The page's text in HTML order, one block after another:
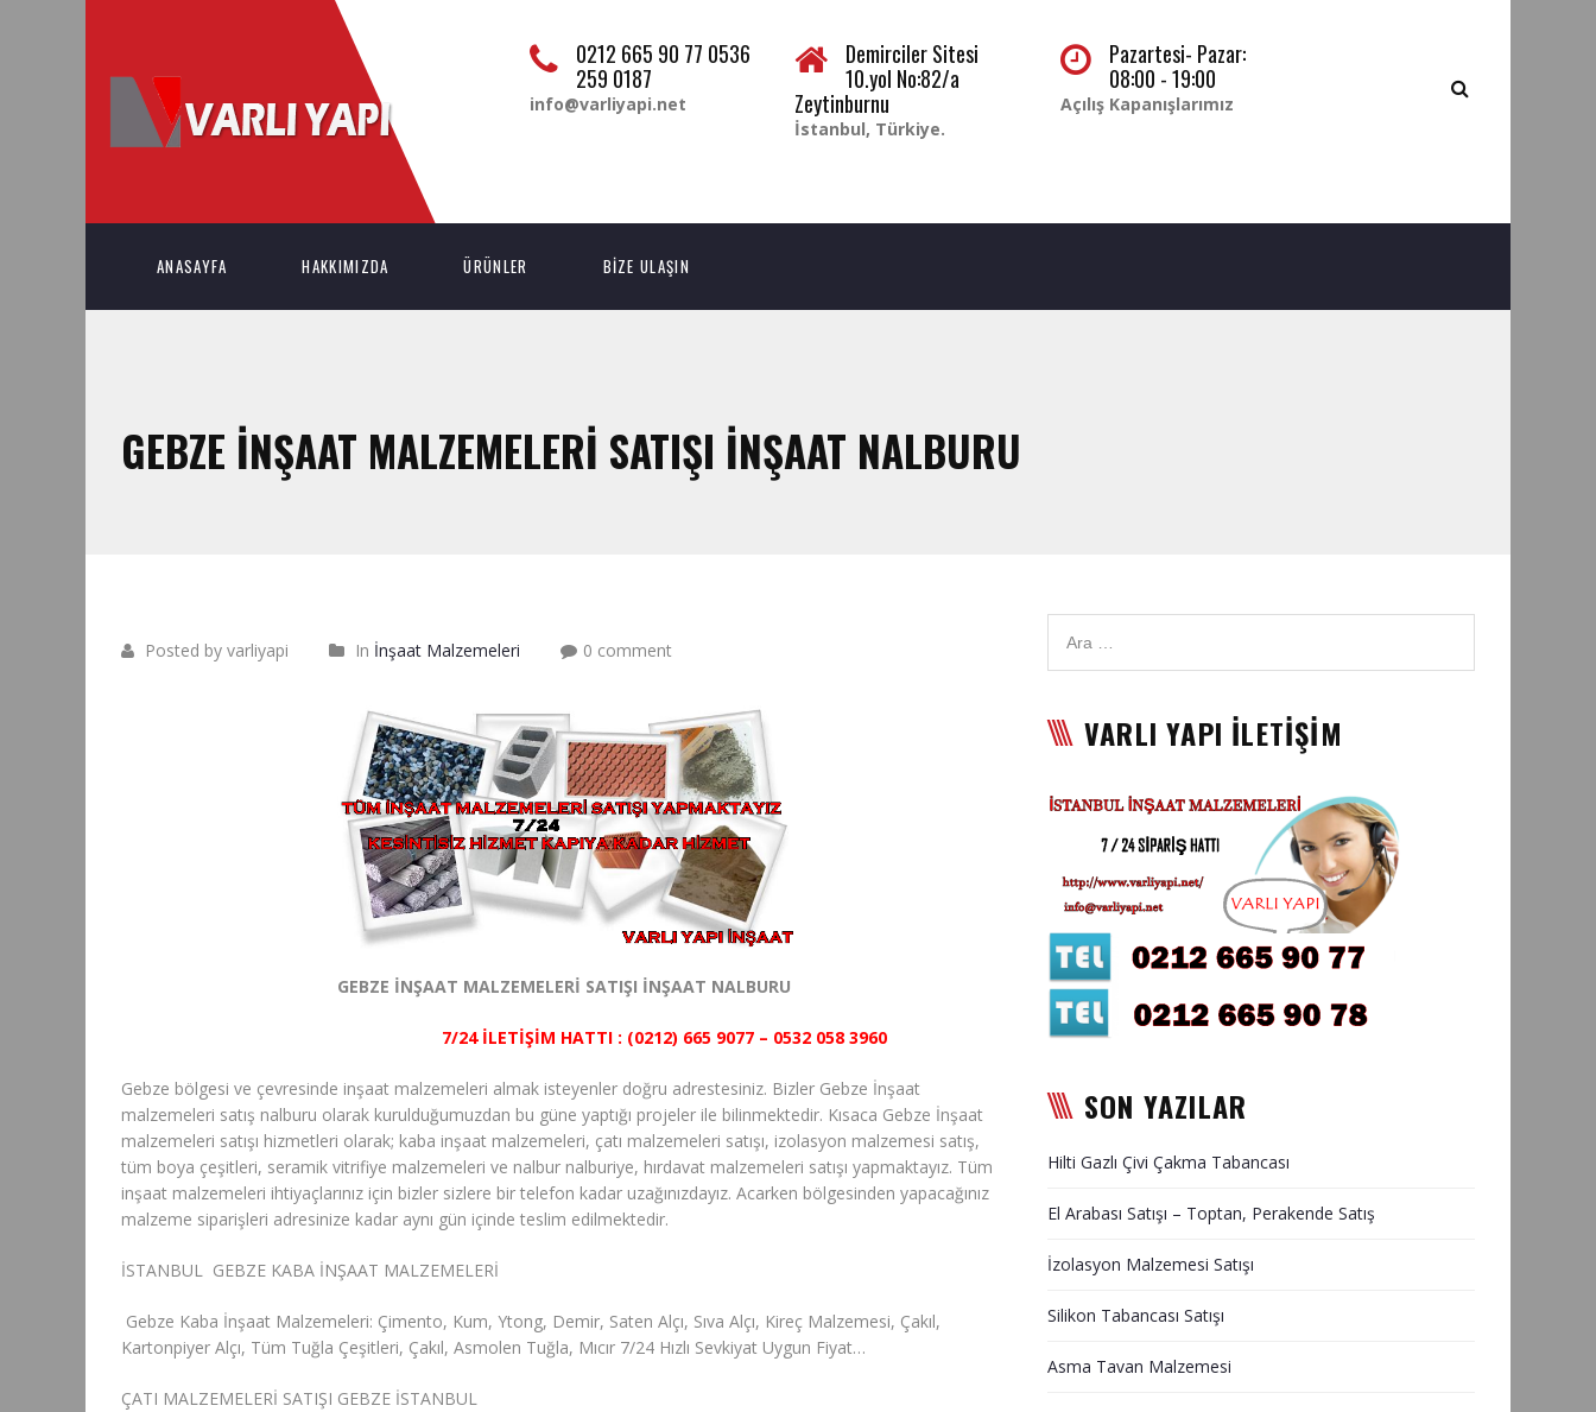
0212 665 90 77 0536
259 0187
info@varliyapi.net
Demirciler Sitesi
10.yol No:82/a
Zeytinburnu
İstanbul, Türkiye.
Pazartesi- Pazar:
08:00 - 19:00
Açılış Kapanışlarımız
ANASAYFA HAKKIMIZDA ÜRÜNLER BİZE ULAŞIN
GEBZE İNŞAAT MALZEMELERİ SATIŞI İNŞAAT NALBURU
Posted by varliyapi In İnşaat Malzemeleri 0 comment
GEBZE İNŞAAT MALZEMELERİ SATIŞI İNŞAAT NALBURU
7/24 İLETİŞİM HATTI : (0212) 665 9077 – 0532 058 3960
Gebze bölgesi ve çevresinde inşaat malzemeleri almak isteyenler doğru adrestesiniz. Bizler Gebze İnşaat
malzemeleri satış nalburu olarak kurulduğumuzdan bu güne yaptığı projeler ile bilinmektedir. Kısaca Gebze İnşaat
malzemeleri satışı hizmetleri olarak; kaba inşaat malzemeleri, çatı malzemeleri satışı, izolasyon malzemesi satış,
tüm boya çeşitleri, seramik vitrifiye malzemeleri ve nalbur nalburiye, hırdavat malzemeleri satışı yapmaktayız. Tüm
inşaat malzemeleri ihtiyaçlarınız için bizler sizlere bir telefon kadar uzağınızdayız. Acarken bölgesinden yapacağınız
malzeme siparişleri adresinize kadar aynı gün içinde teslim edilmektedir.
İSTANBUL GEBZE KABA İNŞAAT MALZEMELERİ
Gebze Kaba İnşaat Malzemeleri: Çimento, Kum, Ytong, Demir, Saten Alçı, Sıva Alçı, Kireç Malzemesi, Çakıl,
Kartonpiyer Alçı, Tüm Tuğla Çeşitleri, Çakıl, Asmolen Tuğla, Mıcır 7/24 Hızlı Sevkiyat Uygun Fiyat…
ÇATI MALZEMELERİ SATIŞI GEBZE İSTANBUL
VARLI YAPI İLETİŞİM
SON YAZILAR
Hilti Gazlı Çivi Çakma Tabancası
El Arabası Satışı – Toptan, Perakende Satış
İzolasyon Malzemesi Satışı
Silikon Tabancası Satışı
Asma Tavan Malzemesi